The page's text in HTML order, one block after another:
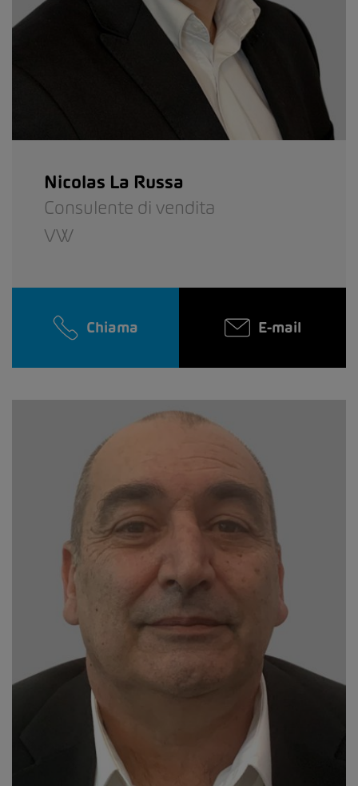
Nicolas La Russa
Consulente di vendita
VW
Chiama E-mail